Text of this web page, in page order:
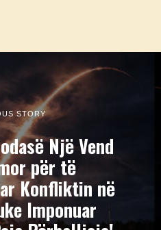
STORY
Një Vend
për të
Konfliktin në
Imponuar